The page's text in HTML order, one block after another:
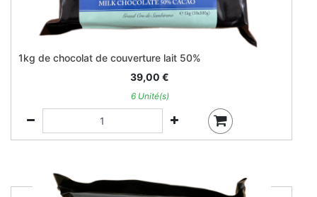
1kg de chocolat de couverture lait 50%
39,00 €
6 Unité(s)